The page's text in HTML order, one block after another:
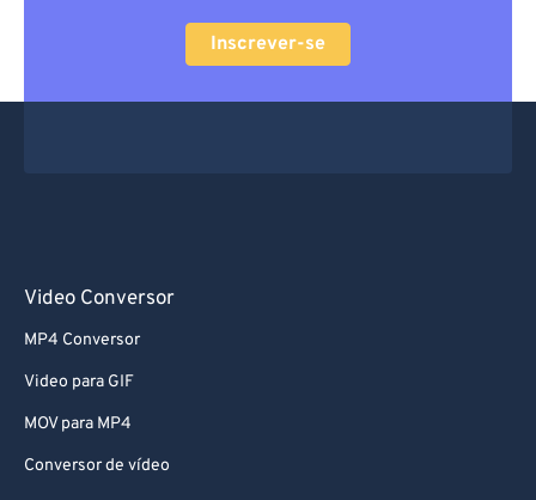
Inscrever-se
Video Conversor
MP4 Conversor
Video para GIF
MOV para MP4
Conversor de vídeo